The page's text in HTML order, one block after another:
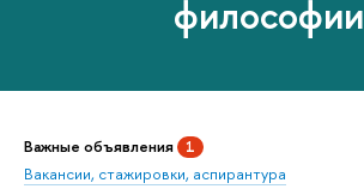
философии
Важные объявления 1
Вакансии, стажировки, аспирантура